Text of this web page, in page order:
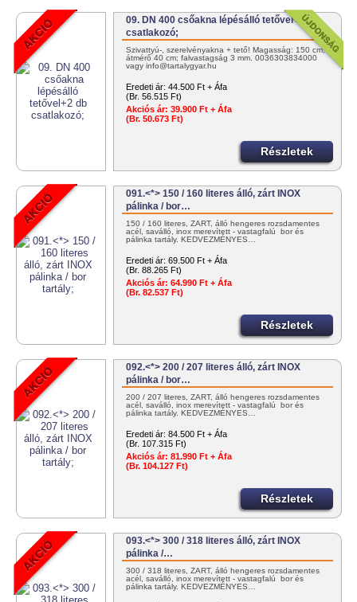
09. DN 400 csőakna lépésálló tetővel+2 db
csatlakozó;
Szivattyú-, szerelvényakna + tető! Magasság: 150 cm;
átmérő 40 cm; falvastagság 3 mm. 0036303834000
vagy info@tartalygyar.hu
Eredeti ár: 44.500 Ft + Áfa
(Br. 56.515 Ft)
Akciós ár: 39.900 Ft + Áfa
(Br. 50.673 Ft)
Részletek
091.<*> 150 / 160 literes álló, zárt INOX
pálinka / bor…
150 / 160 literes, ZÁRT, álló hengeres rozsdamentes
acél, saválló, inox merevített - vastagfalú bor és
pálinka tartály. KEDVEZMÉNYES…
Eredeti ár: 69.500 Ft + Áfa
(Br. 88.265 Ft)
Akciós ár: 64.990 Ft + Áfa
(Br. 82.537 Ft)
Részletek
092.<*> 200 / 207 literes álló, zárt INOX
pálinka / bor…
200 / 207 literes, ZÁRT, álló hengeres rozsdamentes
acél, saválló, inox merevített - vastagfalú bor és
pálinka tartály. KEDVEZMÉNYES…
Eredeti ár: 84.500 Ft + Áfa
(Br. 107.315 Ft)
Akciós ár: 81.990 Ft + Áfa
(Br. 104.127 Ft)
Részletek
093.<*> 300 / 318 literes álló, zárt INOX
pálinka /…
300 / 318 literes, ZÁRT, álló hengeres rozsdamentes
acél, saválló, inox merevített - vastagfalú bor és
pálinka tartály. KEDVEZMÉNYES…